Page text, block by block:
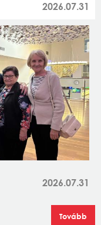
2026.07.31
2026.07.31
Tovább